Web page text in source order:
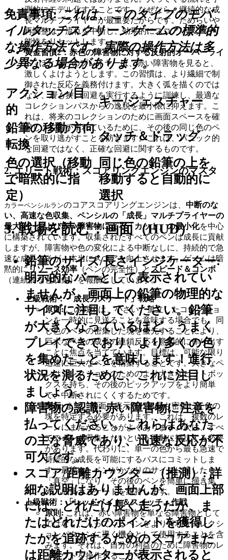
免責事項: これは、このタイプのモバ
イルタッチスクリーンゲームの標準的
な操作方法です。実際の操作方法は多
少異なる場合があります。
アクション/目
的
キー/ジェスチャー
鉛筆の移動/方向
転換
タッチ＆ドラッグ
色の選択（移動
で暗黙的に指
定）
同じ色の鉛筆の上を
移動すると自動的に
選択
3. 戦場を読む：画面（HUD）
鉛筆のサイズ/長さインジケーター:
明示的なバーとして表示されてい
ませんが、画面上の鉛筆の物理的な
サイズに注目してください。鉛筆
が大きくなっているほど、うまく
プレイできており、より多くの色
を集めたことを意味します！進行
状況を測るために、これに注目し
ましょう。
障害物の認識:赤い障害物に注意を
払ってください。これらはあなた
の主な脅威であり、迅速な反応が不
可欠です。
スコア/距離カウンター（推測）:詳
細な説明はありませんが、画面上部
には、どれだけ長く走ったか、ま
たはどれだけのポイントを獲得し
たかを追跡するためのスコアまた
は距離カウンターが表示されると
測的にモデル化することです。なぜなら、継続的な成
長マルチプライヤーが最重要だからです。ためらいや
再調整は、流れを中断し、効果的にスコアリングの可
能性をリセットします。
黄金習慣2：赤色の障害物に対する反射的オーバーライ
ド- ほとんどのプレイヤーは、赤い障害物を見ると、
激しくよけようとします。この習慣は、より繊細で制
御された反応を義務付けます。大きく弧を描くのでは
なく、最も狭い回避を実行するように訓練し、最適な
コレクションパスからの逸脱を最小限に抑えます。こ
れは、将来のコレクションのために画面スペースを確
保し、位置がずれているために、その後の同じ色のペ
ンを取り逃がすことを防ぎます。これは、パニック的
な回避ではなく、正確な回避に関するものです。
2. エリート戦術：スコアリングエンジンのマスタ
ー
カラーペンシルランのコアスコアリングエンジンは、 中断のな
い、高速な色収集、ペンシルの「成長」マルチプライヤーの
最大化、および赤い障害物による「カット」の最小化を中心
に構築されています。収集されたすべてのペンは成長に貢献
しますが、障害物や色の変化による中断なしに、持続的で急
速な成長こそが、本当にスコアを向上させます。ゲームは暗
黙的に リソース効率 （ペンの完全性）と スピード＆コンボ
（連続的な色収集）を報酬としています。
上級戦術：「成長カスケード」戦略
原則:この戦術は、小さい、孤立したコレクショ
ンを一時的に見送ることを意味する場合でも、同
じ色のペンの密集した塊を優先することにより、
巨大なペンの成長の連鎖反応を意図的に作り出す
ことに焦点を当てています。目標は、可能な限り
迅速に巨大なペンを構築することです。大きなペ
ンはコレクションのためのより大きなヒットボッ
クスを持ち、その後のピックアップをより簡単
で、中断されにくくするためです。
実行:まず、画面に表示される最も密集した色の
塊を特定する必要があります。これは、複数のレ
ーンにまたがることがよくあります。次に、すべ
てのペンを収集したいという衝動に抵抗する必要
があります。代わりに、単一の色から最も急速で
持続的な成長を可能にするパスにコミットしま
す。最後に、ペンがかなりのサイズに達したら、
「真空」になり、その後のペンを簡単に掃き集
め、成長カスケードを維持します。
上級戦術：「レッドベイト＆スイッチ」作戦
原則:これは、赤い障害物を単なる障害物として
ではなく、入ってくるペンをより有利なコレクシ
ョンパターンに導く機会として使用することを含
みます。それは、自分の利益のために障害物のレ
イアウトを操作することです。